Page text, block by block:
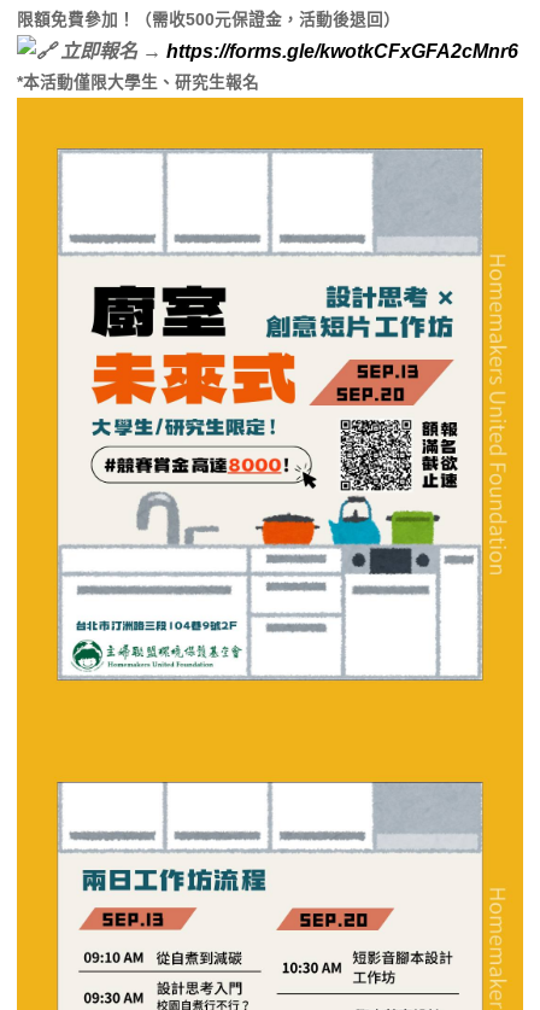
限額免費參加！（需收500元保證金，活動後退回）
立即報名 → https://forms.gle/kwotkCFxGFA2cMnr6
*本活動僅限大學生、研究生報名